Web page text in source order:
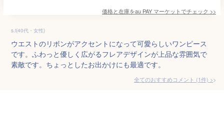
価格と在庫をau PAY マーケットでチェック >>
s.i(40代・女性)
ウエストのリボンがアクセントになって可愛らしいワンピース
です。ふわっと優しく広がるフレアデザインが上品な雰囲気で
素敵です。ちょっとしたお出かけにも最適です。
全てのおすすめコメント (1件) >